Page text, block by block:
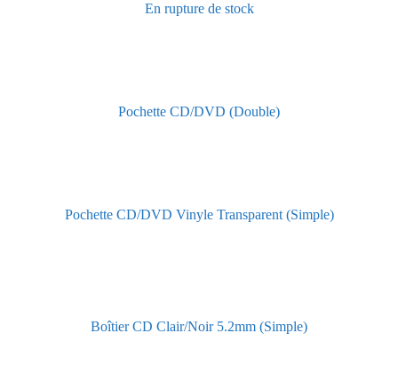
En rupture de stock
Pochette CD/DVD (Double)
Pochette CD/DVD Vinyle Transparent (Simple)
Boîtier CD Clair/Noir 5.2mm (Simple)